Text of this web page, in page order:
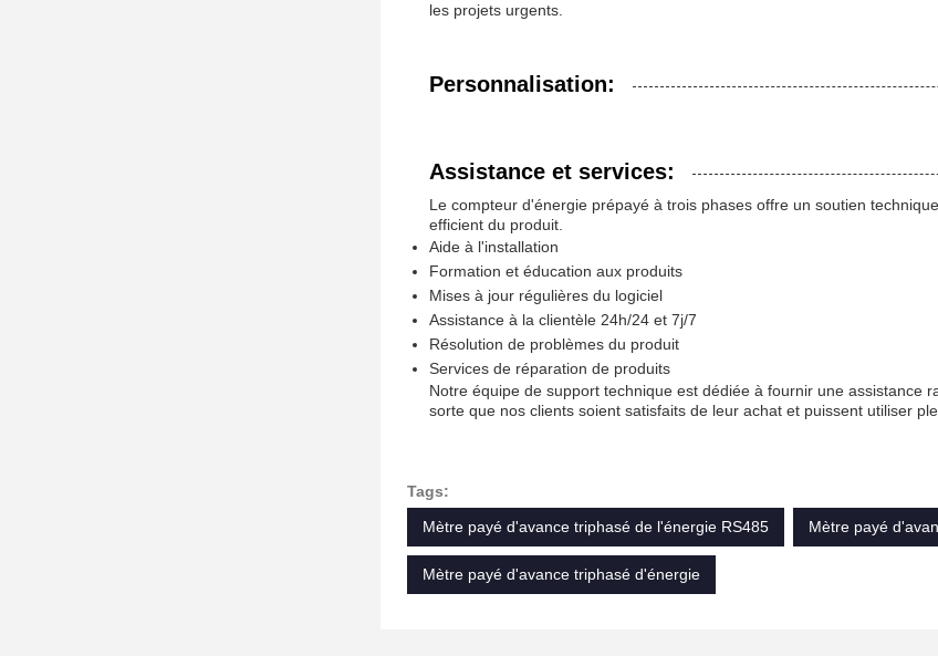
les projets urgents.
Personnalisation:
Assistance et services:
Le compteur d'énergie prépayé à trois phases offre un soutien
efficient du produit.
Aide à l'installation
Formation et éducation aux produits
Mises à jour régulières du logiciel
Assistance à la clientèle 24h/24 et 7j/7
Résolution de problèmes du produit
Services de réparation de produits
Notre équipe de support technique est dédiée à fournir une assistance
sorte que nos clients soient satisfaits de leur achat et puissent utiliser
Tags:
Mètre payé d'avance triphasé de l'énergie RS485
Mètre payé
Mètre payé d'avance triphasé d'énergie